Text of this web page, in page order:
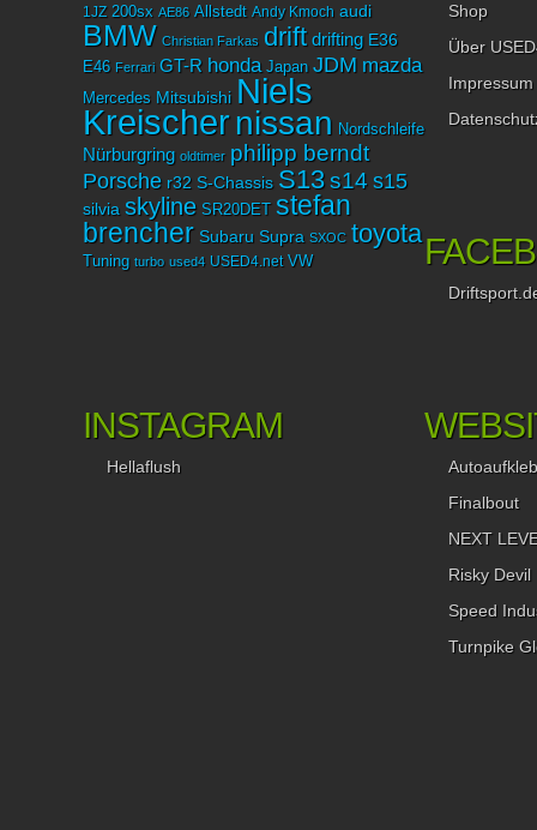
1JZ 200sx AE86 Allstedt Andy Kmoch audi
BMW Christian Farkas drift drifting E36
E46 Ferrari GT-R honda Japan JDM mazda
Mercedes Mitsubishi Niels
Kreischer nissan Nordschleife
Nürburgring oldtimer philipp berndt
Porsche r32 S-Chassis S13 s14 s15
silvia skyline SR20DET stefan
brencher Subaru Supra SXOC toyota
Tuning turbo used4 USED4.net VW
Shop
Über
Impressum
INSTAGRAM
Hellaflush
Finalbout
NEXT
Risky Devil
Speed
Turnpike